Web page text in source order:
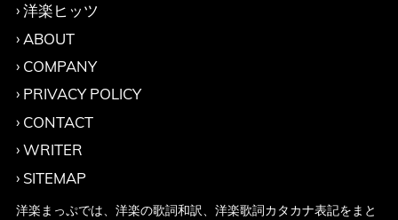
洋楽ヒッツ
ABOUT
COMPANY
PRIVACY POLICY
CONTACT
WRITER
SITEMAP
洋楽まっぷでは、洋楽の歌詞和訳、洋楽歌詞カタカナ表記をまと